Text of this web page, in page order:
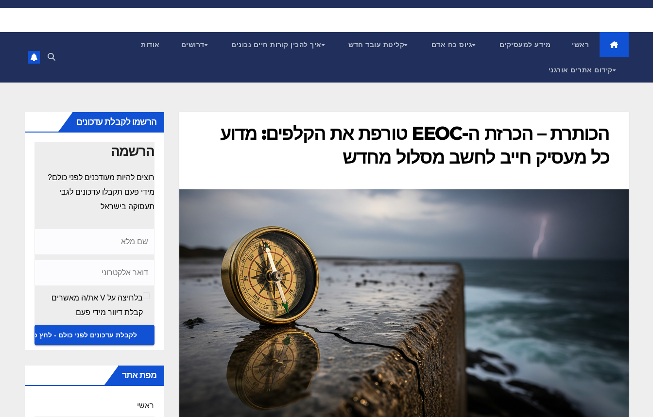
Skip
ראשי מידע למעסיקים גיוס כח אדם קליטת עובד חדש איך להכין קורות חיים נכונים דרושים אודות
קידום אתרים אורגני
הכותרת – הכרזת ה-EEOC טורפת את הקלפים: מדוע
כל מעסיק חייב לחשב מסלול מחדש
הרשמו לקבלת עדכונים
הרשמה
רוצים להיות מעודכנים לפני כולם?
מידי פעם תקבלו עדכונים לגבי
תעסוקה בישראל
בלחיצה על V את/ה מאשרים
קבלת דיוור מידי פעם
מפת אתר
ראשי